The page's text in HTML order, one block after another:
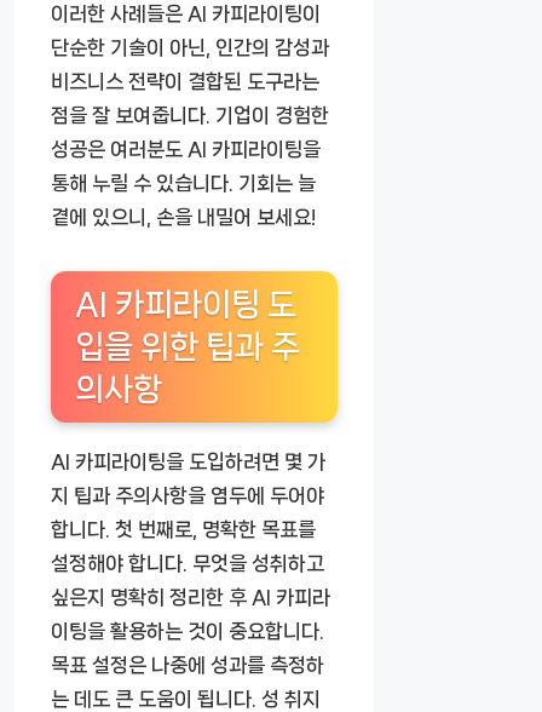
이러한 사례들은 AI 카피라이팅이
단순한 기술이 아닌, 인간의 감성과
비즈니스 전략이 결합된 도구라는
점을 잘 보여줍니다. 기업이 경험한
성공은 여러분도 AI 카피라이팅을
통해 누릴 수 있습니다. 기회는 늘
곁에 있으니, 손을 내밀어 보세요!
AI 카피라이팅 도
입을 위한 팁과 주
의사항
AI 카피라이팅을 도입하려면 몇 가
지 팁과 주의사항을 염두에 두어야
합니다. 첫 번째로, 명확한 목표를
설정해야 합니다. 무엇을 성취하고
싶은지 명확히 정리한 후 AI 카피라
이팅을 활용하는 것이 중요합니다.
목표 설정은 나중에 성과를 측정하
는 데도 큰 도움이 됩니다. 성 취지